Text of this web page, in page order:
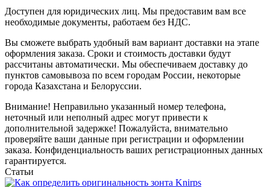
Доступен для юридических лиц. Мы предоставим вам все
необходимые документы, работаем без НДС.
Вы сможете выбрать удобный вам вариант доставки на этапе
оформления заказа. Сроки и стоимость доставки будут
рассчитаны автоматически. Мы обеспечиваем доставку до
пунктов самовывоза по всем городам России, некоторые
города Казахстана и Белоруссии.
Внимание! Неправильно указанный номер телефона,
неточный или неполный адрес могут привести к
дополнительной задержке! Пожалуйста, внимательно
проверяйте ваши данные при регистрации и оформлении
заказа. Конфиденциальность ваших регистрационных данных
гарантируется.
Статьи